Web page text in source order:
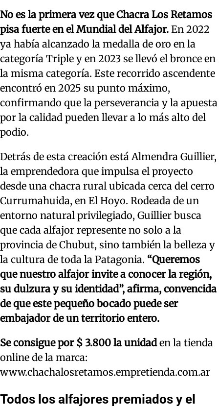
No es la primera vez que Chacra Los Retamos
pisa fuerte en el Mundial del Alfajor. En 2022
ya había alcanzado la medalla de oro en la
categoría Triple y en 2023 se llevó el bronce en
la misma categoría. Este recorrido ascendente
encontró en 2025 su punto máximo,
confirmando que la perseverancia y la apuesta
por la calidad pueden llevar a lo más alto del
podio.
Detrás de esta creación está Almendra Guillier,
la emprendedora que impulsa el proyecto
desde una chacra rural ubicada cerca del cerro
Currumahuida, en El Hoyo. Rodeada de un
entorno natural privilegiado, Guillier busca
que cada alfajor represente no solo a la
provincia de Chubut, sino también la belleza y
la cultura de toda la Patagonia. “Queremos
que nuestro alfajor invite a conocer la región,
su dulzura y su identidad”, afirma, convencida
de que este pequeño bocado puede ser
embajador de un territorio entero.
Se consigue por $ 3.800 la unidaden la tienda
online de la marca:
www.chachalosretamos.empretienda.com.ar
Todos los alfajores premiados y el